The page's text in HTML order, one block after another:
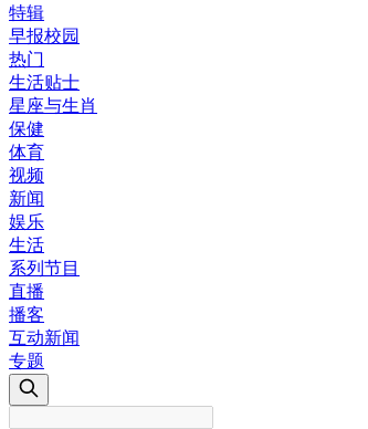
特辑
早报校园
热门
生活贴士
星座与生肖
保健
体育
视频
新闻
娱乐
生活
系列节目
直播
播客
互动新闻
专题